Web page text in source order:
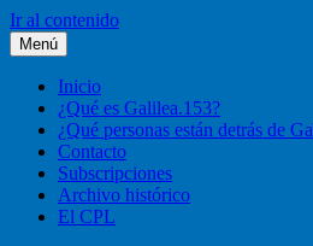
Ir al contenido
Galilea.153
Liturgia, pastoral, vida cristiana
Menú
Inicio
¿Qué es Galilea.153?
¿Qué personas están detrás de
Contacto
Subscripciones
Archivo histórico
El CPL